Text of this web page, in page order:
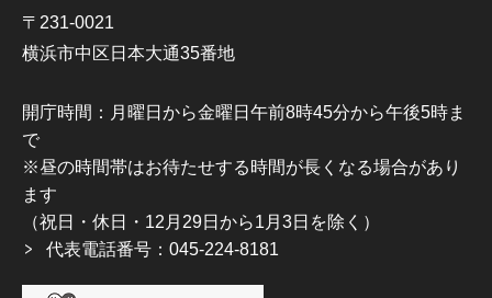
〒231-0021
横浜市中区日本大通35番地
開庁時間：月曜日から金曜日午前8時45分から午後5時ま
で
※昼の時間帯はお待たせする時間が長くなる場合があり
ます
（祝日・休日・12月29日から1月3日を除く）
代表電話番号：045-224-8181